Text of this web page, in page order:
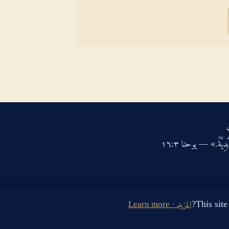
— يوحنا ‏٣‏:‏١٦‏
المزيد · Learn more